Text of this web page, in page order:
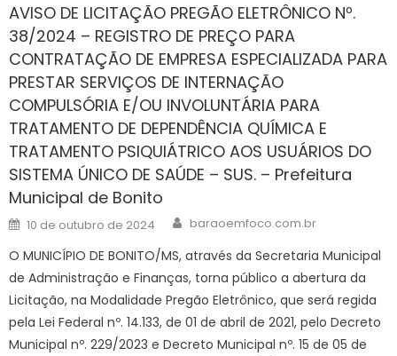
AVISO DE LICITAÇÃO PREGÃO ELETRÔNICO Nº.
38/2024 – REGISTRO DE PREÇO PARA
CONTRATAÇÃO DE EMPRESA ESPECIALIZADA PARA
PRESTAR SERVIÇOS DE INTERNAÇÃO
COMPULSÓRIA E/OU INVOLUNTÁRIA PARA
TRATAMENTO DE DEPENDÊNCIA QUÍMICA E
TRATAMENTO PSIQUIÁTRICO AOS USUÁRIOS DO
SISTEMA ÚNICO DE SAÚDE – SUS. – Prefeitura
Municipal de Bonito
Posted
on
10 de outubro de 2024 Author
baraoemfoco.com.br
O MUNICÍPIO DE BONITO/MS, através da Secretaria Municipal
de Administração e Finanças, torna público a abertura da
Licitação, na Modalidade Pregão Eletrônico, que será regida
pela Lei Federal nº. 14.133, de 01 de abril de 2021, pelo Decreto
Municipal nº. 229/2023 e Decreto Municipal nº. 15 de 05 de